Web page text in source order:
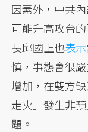
因素外，中共
可能升高攻台
長邱國正也表示
慎，事態會很
增加，在雙方
走火」發生非
題。